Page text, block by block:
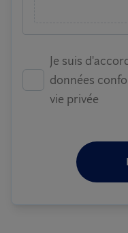
Je suis
données
vie privée